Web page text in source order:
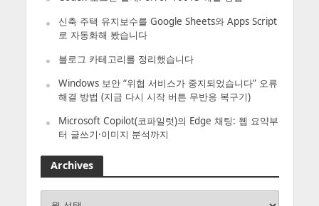
신축 주택 유지보수를 Google Sheets와 Apps Script
로 자동화해 봤습니다
블로그 카테고리를 정리했습니다
Windows 보안 “위협 서비스가 중지되었습니다” 오류
해결 방법 (지금 다시 시작 버튼 무반응 복구기)
Microsoft Copilot(코파일럿)의 Edge 채팅: 웹 요약부
터 글쓰기·이미지 분석까지
Archives